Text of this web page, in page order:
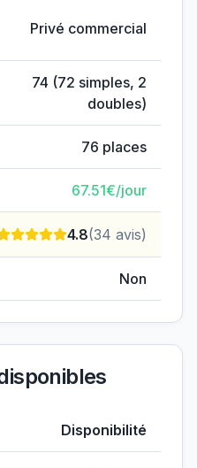
Privé commercial
74 (72 simples, 2
doubles)
76 places
67.51€/jour
4.8(34 avis)
Non
Disponibilité